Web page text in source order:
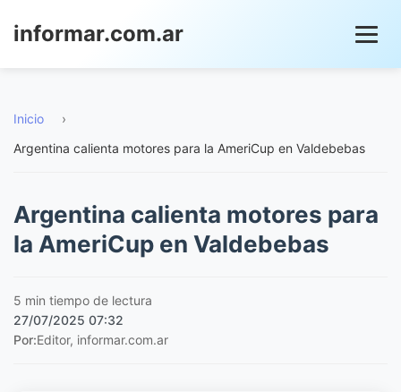
informar.com.ar
Inicio
›
Argentina calienta motores para la AmeriCup en Valdebebas
Argentina calienta motores para
la AmeriCup en Valdebebas
5 min tiempo de lectura
27/07/2025 07:32
Por:Editor, informar.com.ar